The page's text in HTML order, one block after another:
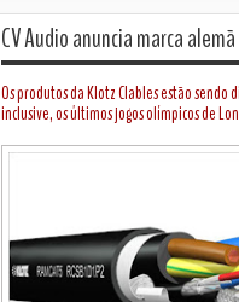
CV Audio anuncia marca
Os produtos da Klotz Clables estão
inclusive, os últimos jogos olímpicos de